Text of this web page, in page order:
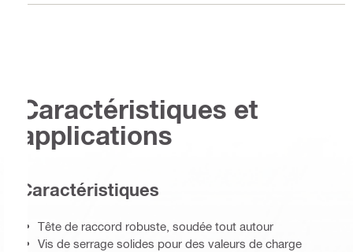
Caractéristiques et
applications
Caractéristiques
Tête de raccord robuste, soudée tout autour
Vis de serrage solides pour des valeurs de charge